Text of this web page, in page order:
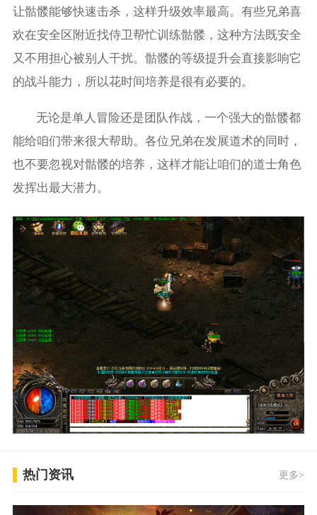
让骷髅能够快速击杀，这样升级效率最高。有些兄弟喜
欢在安全区附近找侍卫帮忙训练骷髅，这种方法既安全
又不用担心被别人干扰。骷髅的等级提升会直接影响它
的战斗能力，所以花时间培养是很有必要的。
无论是单人冒险还是团队作战，一个强大的骷髅都
能给咱们带来很大帮助。各位兄弟在发展道术的同时，
也不要忽视对骷髅的培养，这样才能让咱们的道士角色
发挥出最大潜力。
热门资讯 更多>